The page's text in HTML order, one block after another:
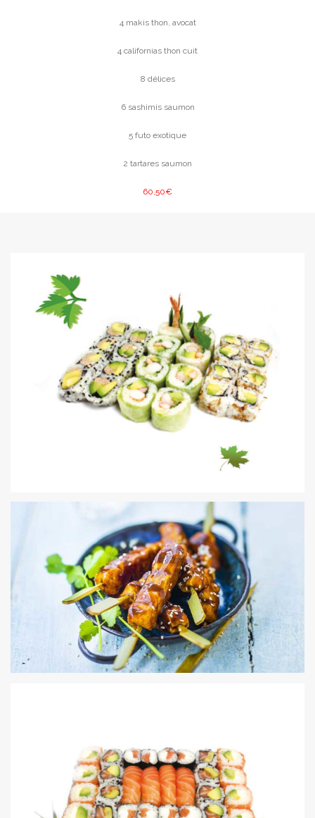
4 makis thon, avocat
4 californias thon cuit
8 délices
6 sashimis saumon
5 futo exotique
2 tartares saumon
60,50€
FREEWAY